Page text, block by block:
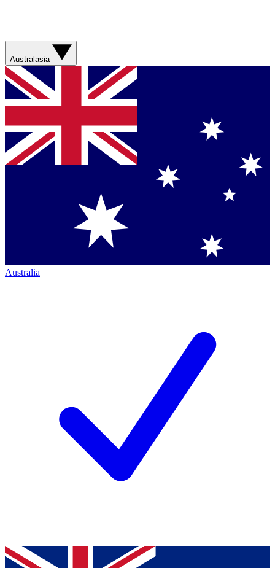
Australasia
Australia